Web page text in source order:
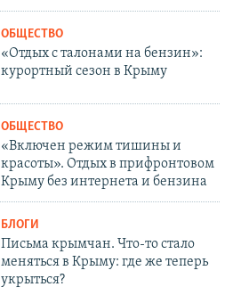
ОБЩЕСТВО
«Отдых с талонами на бензин»:
курортный сезон в Крыму
ОБЩЕСТВО
«Включен режим тишины и
красоты». Отдых в прифронтовом
Крыму без интернета и бензина
БЛОГИ
Письма крымчан. Что-то стало
меняться в Крыму: где же теперь
укрыться?